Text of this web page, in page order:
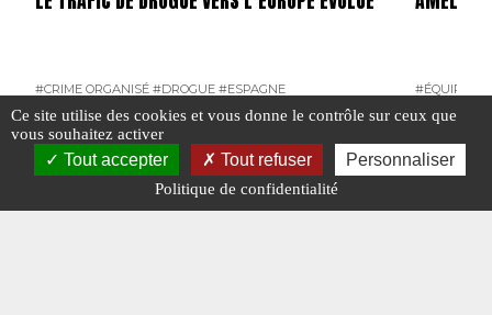
#CRIME ORGANISÉ #DROGUE #ESPAGNE
#N°447
Ce site utilise des cookies et vous donne le contrôle sur ceux que
vous souhaitez activer
Tout accepter Tout refuser Personnaliser
Politique de confidentialité